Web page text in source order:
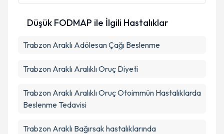
Düşük FODMAP ile İlgili Hastalıklar
Trabzon Araklı Adölesan Çağı Beslenme
Trabzon Araklı Aralıklı Oruç Diyeti
Trabzon Araklı Aralıklı Oruç Otoimmün Hastalıklarda
Beslenme Tedavisi
Trabzon Araklı Bağırsak hastalıklarında